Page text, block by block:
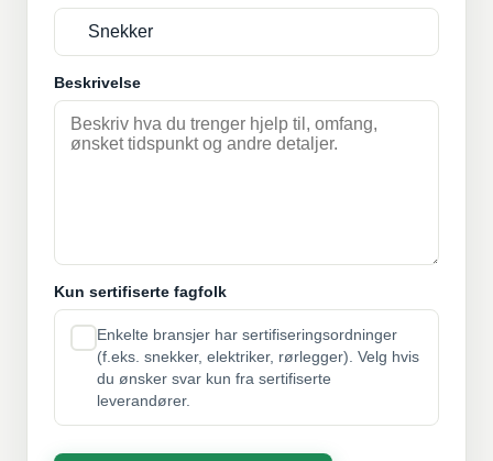
Beskrivelse
Kun sertifiserte fagfolk
Enkelte bransjer har sertifiseringsordninger
(f.eks. snekker, elektriker, rørlegger). Velg hvis
du ønsker svar kun fra sertifiserte
leverandører.